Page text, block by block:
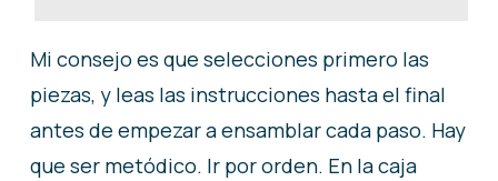
Mi consejo es que selecciones primero las
piezas, y leas las instrucciones hasta el final
antes de empezar a ensamblar cada paso. Hay
que ser metódico. Ir por orden. En la caja